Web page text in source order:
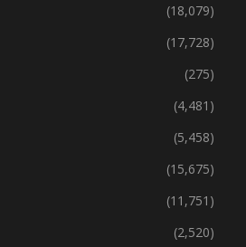
(18,079)
(17,728)
(275)
(4,481)
(5,458)
(15,675)
(11,751)
(2,520)